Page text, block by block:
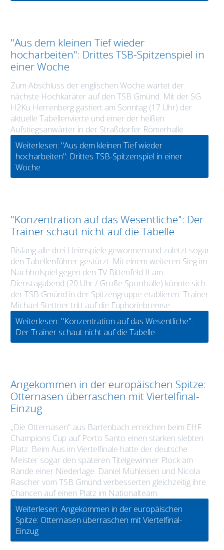
"Aus dem kleinen Tief wieder
hocharbeiten": Drittes TSB-Spitzenspiel in
einer Woche
Zum Abschluss der englischen Woche wartet der
nächste Hochkaräter auf den TSB Gmünd. Mit der SG
H2Ku Herrenberg gastiert am Sonntag (17 Uhr) der
aktuelle Tabellenvierte und einer der heißen
Aufstiegsanwärter in der Straßdorfer Römerhalle.
Weiterlesen: "Aus dem kleinen Tief wieder
hocharbeiten": Drittes TSB-Spitzenspiel in einer
Woche
"Konzentration auf das Wesentliche": Der
Trainer schaut nicht auf die Tabelle
Bislang alle drei Heimspiele gewonnen und zuletzt sogar
den Tabellenführer gestürzt: Mit einem weiteren Sieg im
Nachholspiel gegen den TV Bittenfeld II am
Dienstagabend (20 Uhr / Große Sporthalle) könnte sich
der TSB Gmünd in der Spitzengruppe etablieren. Trainer
Michael Stettner tritt auf die Euphoriebremse.
Weiterlesen: "Konzentration auf das Wesentliche":
Der Trainer schaut nicht auf die Tabelle
Angekommen in der europäischen Spitze:
Otternasen überraschen mit Viertelfinal-
Einzug
„Die Otternasen“ aus Bartenbach erreichen beim EHF
Champions Cup auf Porto Santo einen starken siebten
Platz. Beim Aus im Viertelfinale hatte der deutsche
Meister sogar den späteren Titelgewinner Plock am
Rande einer Niederlage. Daniel Mühleisen und Nicola
Rascher vom TSB Gmünd verbesserten gleichzeitig ihre
Chancen auf einen Platz im Nationalteam.
Weiterlesen: Angekommen in der europäischen
Spitze: Otternasen überraschen mit Viertelfinal-
Einzug